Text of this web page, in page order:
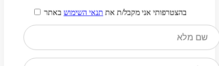
בהצטרפותי אני מקבל/ת את תנאי השימוש באתר